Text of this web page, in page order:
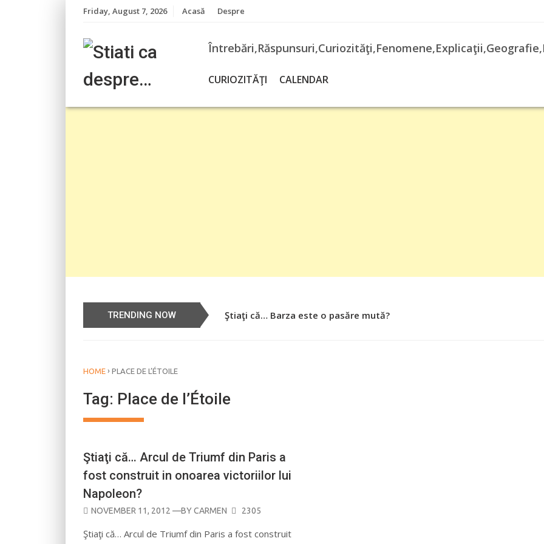
Friday, August 7, 2026 Acasă Despre
CURIOZITĂŢI CALENDAR
TRENDING NOW Ştiaţi că… Barza este o pasăre mută?
HOME › PLACE DE L’ÉTOILE
Tag: Place de l’Étoile
Ştiaţi că… Arcul de Triumf din Paris a
fost construit in onoarea victoriilor lui
Napoleon?
POSTED
NOVEMBER 11, 2012 —BYCARMEN 2305
Ştiaţi că… Arcul de Triumf din Paris a fost construit